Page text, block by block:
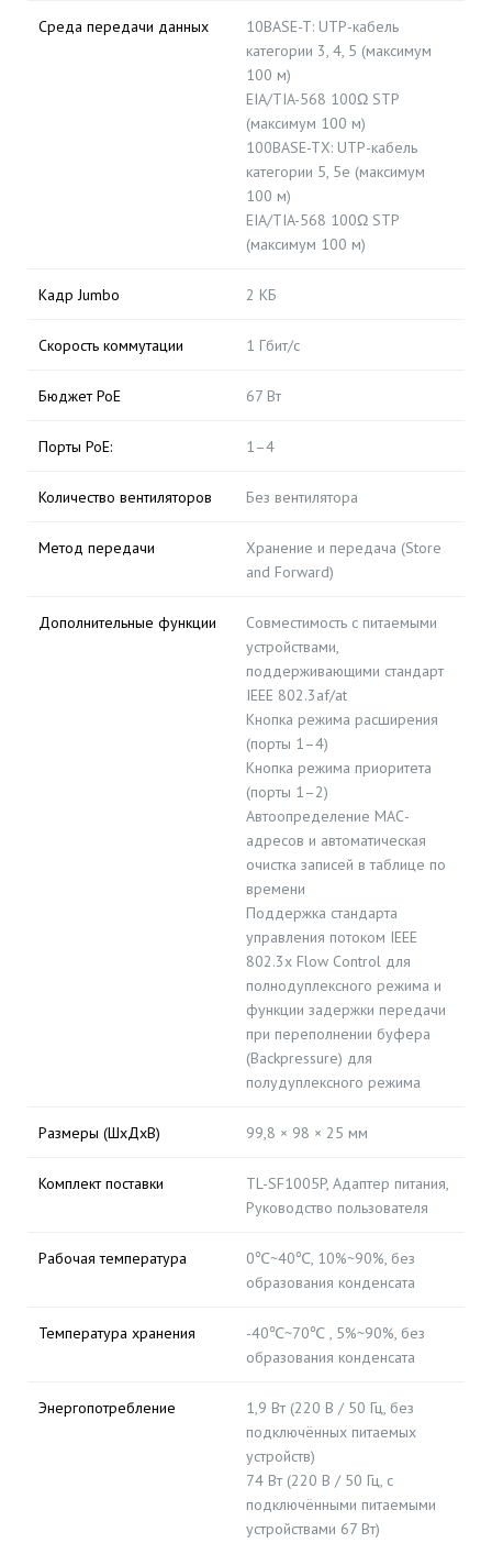
Среда передачи данных
10BASE-T: UTP-кабель
категории 3, 4, 5 (максимум
100 м)
EIA/TIA-568 100Ω STP
(максимум 100 м)
100BASE-TX: UTP-кабель
категории 5, 5e (максимум
100 м)
EIA/TIA-568 100Ω STP
(максимум 100 м)
Кадр Jumbo 2 КБ
Скорость коммутации 1 Гбит/с
Бюджет PoE 67 Вт
Порты PoE: 1–4
Количество вентиляторов Без вентилятора
Метод передачи
Хранение и передача (Store
and Forward)
Дополнительные функции
Совместимость с питаемыми
устройствами,
поддерживающими стандарт
IEEE 802.3af/at
Кнопка режима расширения
(порты 1–4)
Кнопка режима приоритета
(порты 1–2)
Автоопределение МАС-
адресов и автоматическая
очистка записей в таблице по
времени
Поддержка стандарта
управления потоком IEEE
802.3x Flow Control для
полнодуплексного режима и
функции задержки передачи
при переполнении буфера
(Backpressure) для
полудуплексного режима
Размеры (ШхДхВ) 99,8 × 98 × 25 мм
Комплект поставки
TL-SF1005P, Адаптер питания,
Руководство пользователя
Рабочая температура
0℃~40℃, 10%~90%, без
образования конденсата
Температура хранения
-40℃~70℃ , 5%~90%, без
образования конденсата
Энергопотребление
1,9 Вт (220 В / 50 Гц, без
подключённых питаемых
устройств)
74 Вт (220 В / 50 Гц, с
подключёнными питаемыми
устройствами 67 Вт)